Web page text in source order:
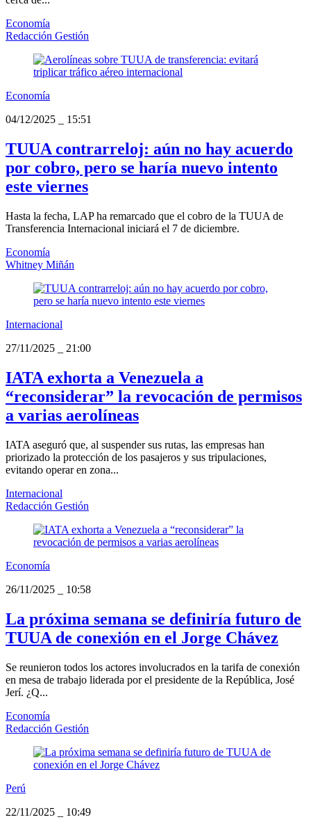
Economía
Redacción Gestión
Economía
04/12/2025
15:51
TUUA contrarreloj: aún no hay acuerdo
por cobro, pero se haría nuevo intento
este viernes
Hasta la fecha, LAP ha remarcado que el cobro de la TUUA de
Transferencia Internacional iniciará el 7 de diciembre.
Economía
Whitney Miñán
Internacional
27/11/2025
21:00
IATA exhorta a Venezuela a
“reconsiderar” la revocación de permisos
a varias aerolíneas
IATA aseguró que, al suspender sus rutas, las empresas han
priorizado la protección de los pasajeros y sus tripulaciones,
evitando operar en zona...
Internacional
Redacción Gestión
Economía
26/11/2025
10:58
La próxima semana se definiría futuro de
TUUA de conexión en el Jorge Chávez
Se reunieron todos los actores involucrados en la tarifa de conexión
en mesa de trabajo liderada por el presidente de la República, José
Jerí. ¿Q...
Economía
Redacción Gestión
Perú
22/11/2025
10:49